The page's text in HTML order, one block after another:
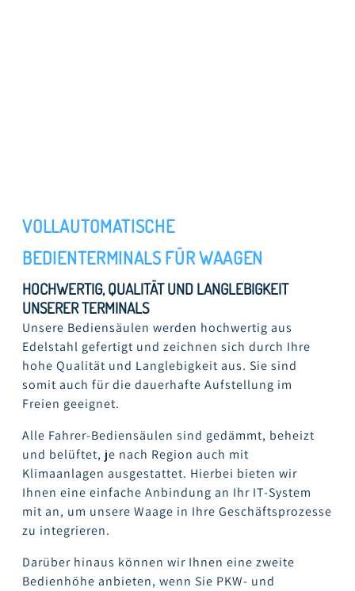
VOLLAUTOMATISCHE
BEDIENTERMINALS FÜR WAAGEN
HOCHWERTIG, QUALITÄT UND LANGLEBIGKEIT
UNSERER TERMINALS
Unsere Bediensäulen werden hochwertig aus
Edelstahl gefertigt und zeichnen sich durch Ihre
hohe Qualität und Langlebigkeit aus. Sie sind
somit auch für die dauerhafte Aufstellung im
Freien geeignet.
Alle Fahrer-Bediensäulen sind gedämmt, beheizt
und belüftet, je nach Region auch mit
Klimaanlagen ausgestattet. Hierbei bieten wir
Ihnen eine einfache Anbindung an Ihr IT-System
mit an, um unsere Waage in Ihre Geschäftsprozesse
zu integrieren.
Darüber hinaus können wir Ihnen eine zweite
Bedienhöhe anbieten, wenn Sie PKW- und